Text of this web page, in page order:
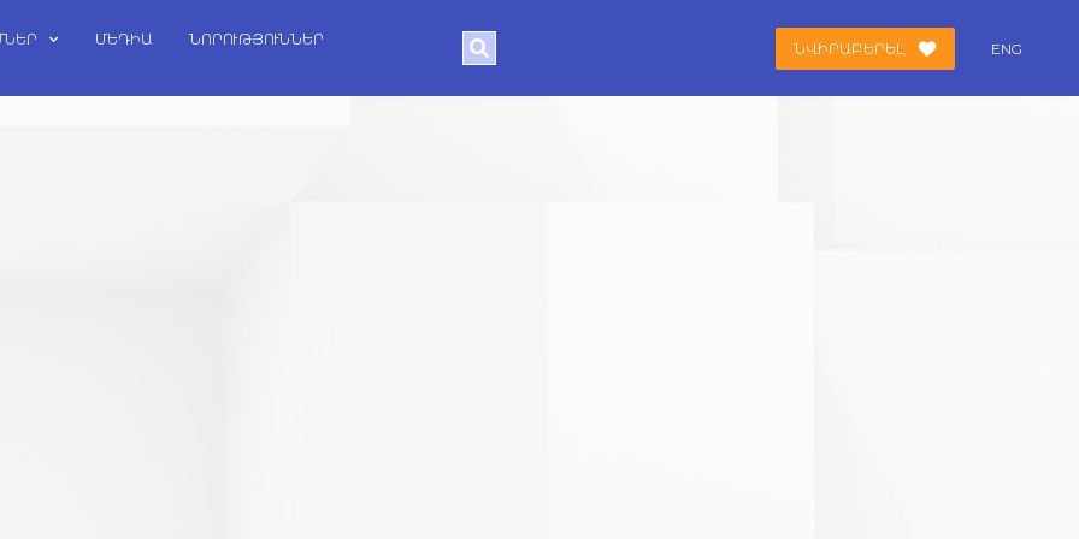
ՄԵԴԻԱ
ՆՈՐՈՒԹՅՈՒՆՆԵՐ
Search ՆՎԻՐԱԲԵՐԵԼ ENG